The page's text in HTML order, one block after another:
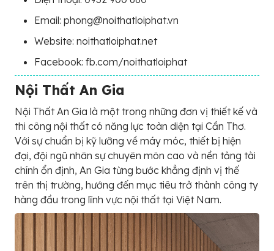
Email: phong@noithatloiphat.vn
Website: noithatloiphat.net
Facebook: fb.com/noithatloiphat
Nội Thất An Gia
Nội Thất An Gia là một trong những đơn vị thiết kế và
thi công nội thất có năng lực toàn diện tại Cần Thơ.
Với sự chuẩn bị kỹ lưỡng về máy móc, thiết bị hiện
đại, đội ngũ nhân sự chuyên môn cao và nền tảng tài
chính ổn định, An Gia từng bước khẳng định vị thế
trên thị trường, hướng đến mục tiêu trở thành công ty
hàng đầu trong lĩnh vực nội thất tại Việt Nam.